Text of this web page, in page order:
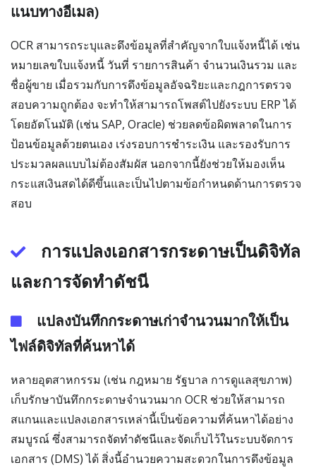
แนบทางอีเมล)
OCR สามารถระบุและดึงข้อมูลที่สำคัญจากใบแจ้งหนี้ได้ เช่น
หมายเลขใบแจ้งหนี้ วันที่ รายการสินค้า จำนวนเงินรวม และ
ชื่อผู้ขาย เมื่อรวมกับการดึงข้อมูลอัจฉริยะและกฎการตรวจ
สอบความถูกต้อง จะทำให้สามารถโพสต์ไปยังระบบ ERP ได้
โดยอัตโนมัติ (เช่น SAP, Oracle) ช่วยลดข้อผิดพลาดในการ
ป้อนข้อมูลด้วยตนเอง เร่งรอบการชำระเงิน และรองรับการ
ประมวลผลแบบไม่ต้องสัมผัส นอกจากนี้ยังช่วยให้มองเห็น
กระแสเงินสดได้ดีขึ้นและเป็นไปตามข้อกำหนดด้านการตรวจ
สอบ
การแปลงเอกสารกระดาษเป็นดิจิทัล
และการจัดทำดัชนี
แปลงบันทึกกระดาษเก่าจำนวนมากให้เป็น
ไฟล์ดิจิทัลที่ค้นหาได้
หลายอุตสาหกรรม (เช่น กฎหมาย รัฐบาล การดูแลสุขภาพ)
เก็บรักษาบันทึกกระดาษจำนวนมาก OCR ช่วยให้สามารถ
สแกนและแปลงเอกสารเหล่านี้เป็นข้อความที่ค้นหาได้อย่าง
สมบูรณ์ ซึ่งสามารถจัดทำดัชนีและจัดเก็บไว้ในระบบจัดการ
เอกสาร (DMS) ได้ สิ่งนี้อำนวยความสะดวกในการดึงข้อมูล